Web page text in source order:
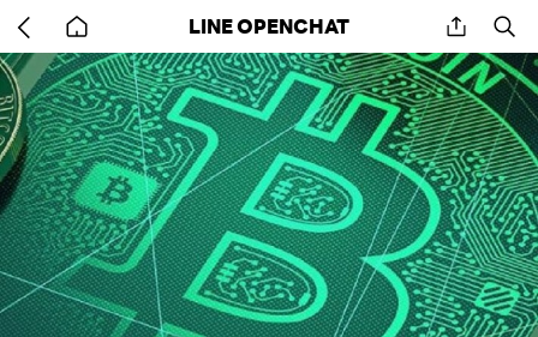
back
to
home
LINE OPENCHAT share